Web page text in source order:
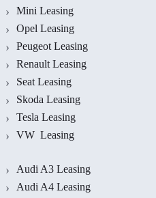
Mini Leasing
Opel Leasing
Peugeot Leasing
Renault Leasing
Seat Leasing
Skoda Leasing
Tesla Leasing
VW Leasing
Audi A3 Leasing
Audi A4 Leasing